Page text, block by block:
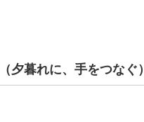
夕暮れに、手をつなぐ）